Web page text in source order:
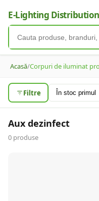
E-Lighting Distribution
Acasă/Corpuri de iluminat
Filtre
Aux dezinfect
0 produse